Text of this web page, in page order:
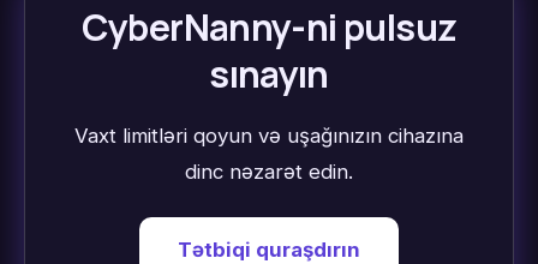
CyberNanny-ni pulsuz
sınayın
Vaxt limitləri qoyun və uşağınızın cihazına
dinc nəzarət edin.
Tətbiqi quraşdırın